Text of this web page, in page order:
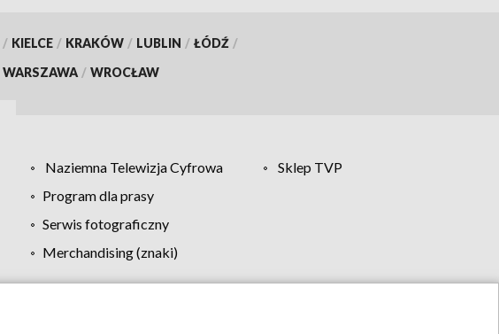
/ KIELCE / KRAKÓW / LUBLIN / ŁÓDŹ /
WARSZAWA / WROCŁAW
Naziemna Telewizja Cyfrowa
Sklep TVP
Program dla prasy
Serwis fotograficzny
Merchandising (znaki)